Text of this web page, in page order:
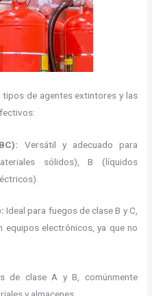
de agentes extintores y las
Versátil y adecuado para
sólidos), B (líquidos
Ideal para fuegos de clase B y C,
equipos electrónicos, ya que no
de clase A y B, comúnmente